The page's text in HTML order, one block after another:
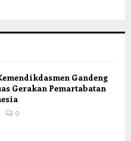
Gandeng
Gerakan Pemartabatan
0